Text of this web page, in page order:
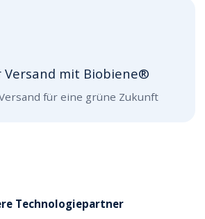
Versand mit Biobiene®
für eine grüne Zukunft
Technologiepartner